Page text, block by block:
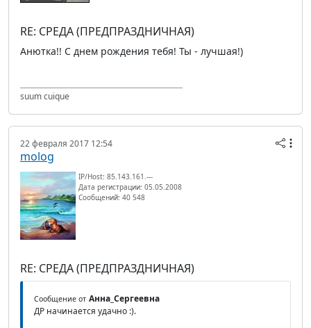
RE: СРЕДА (ПРЕДПРАЗДНИЧНАЯ)
Анютка!! С днем рождения тебя! Ты - лучшая!)
suum cuique
22 февраля 2017 12:54
molog
IP/Host: 85.143.161.---
Дата регистрации: 05.05.2008
Сообщений: 40 548
RE: СРЕДА (ПРЕДПРАЗДНИЧНАЯ)
Сообщение от Анна_Сергеевна
ДР начинается удачно :).